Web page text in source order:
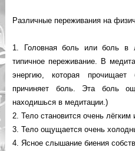
Различные переживания на
1. Головная боль или боль в
типичное переживание. В
энергию, которая
причиняет боль. Эта боль
находишься в медитации.)
2. Тело становится очень
3. Тело ощущается очень
4. Ясное слышание биения